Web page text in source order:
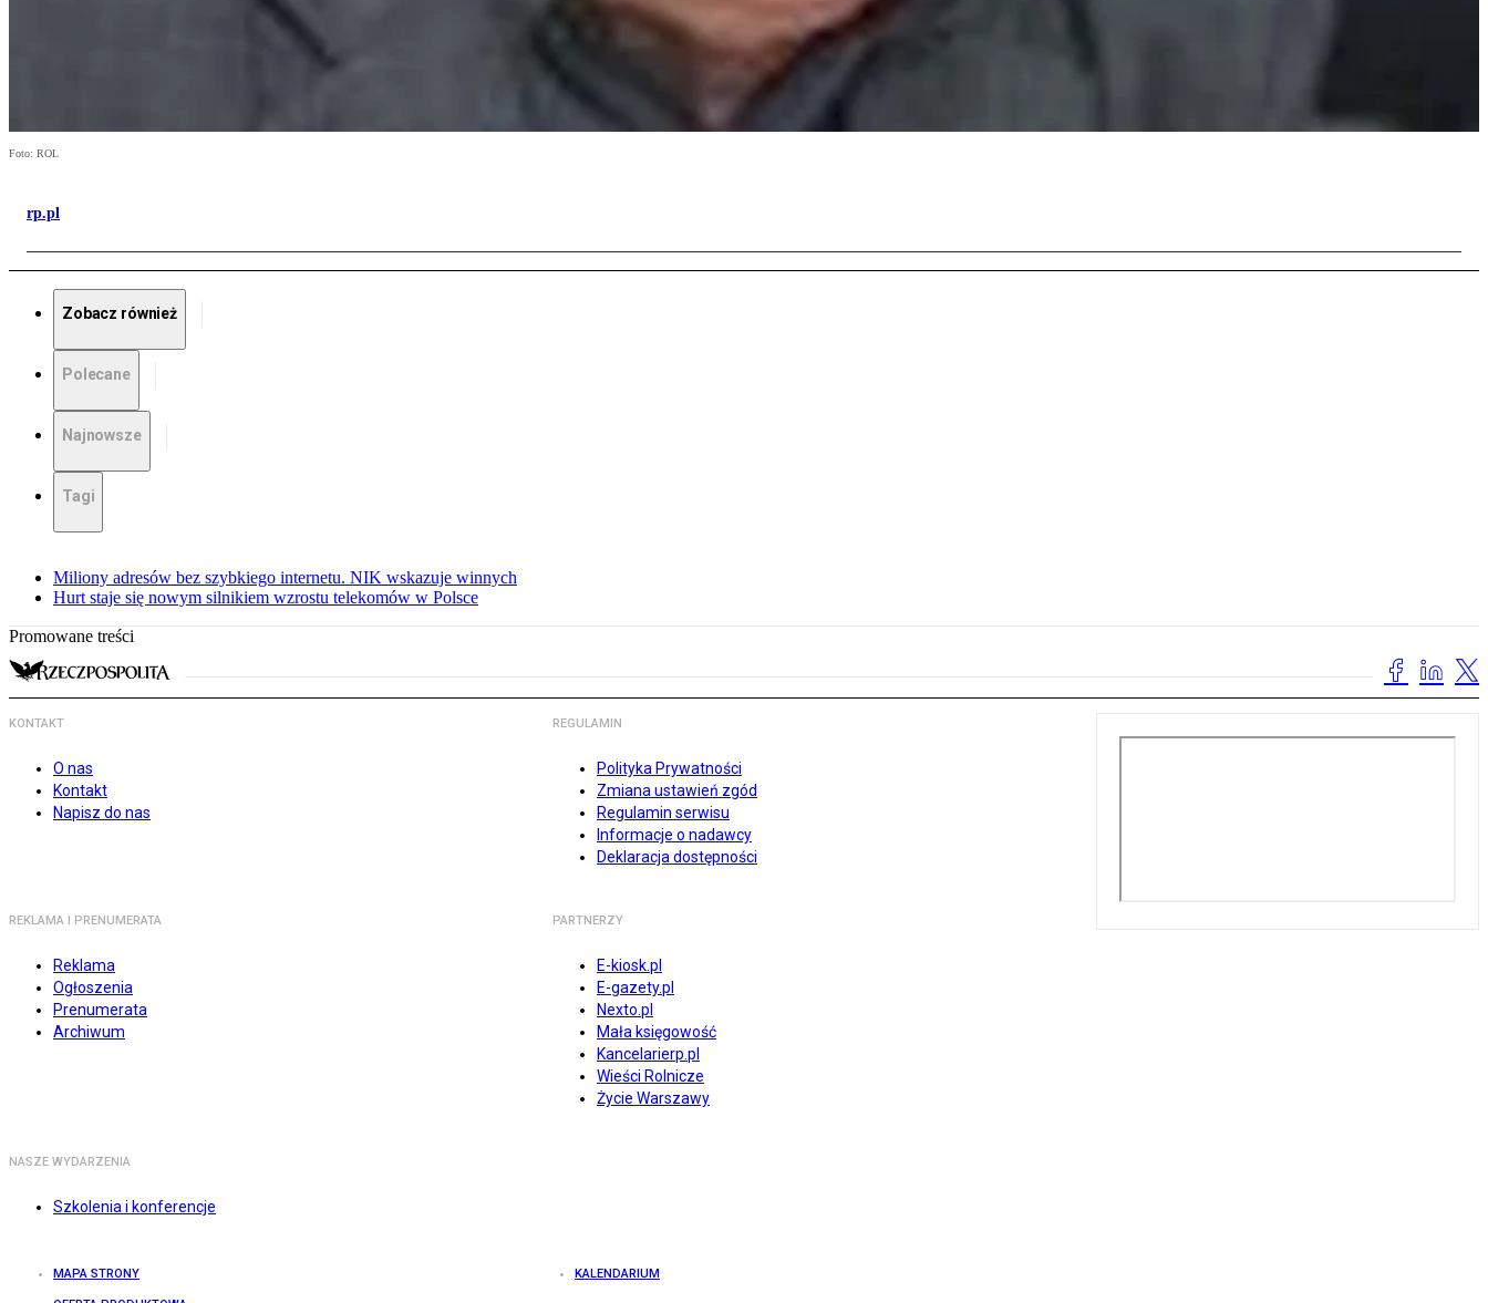
Foto: ROL
rp.pl
Zobacz również
Polecane
Najnowsze
Tagi
Miliony adresów bez szybkiego internetu. NIK wskazuje winnych
Hurt staje się nowym silnikiem wzrostu telekomów w Polsce
Promowane treści
KONTAKT
O nas
Kontakt
Napisz do nas
REGULAMIN
Polityka Prywatności
Zmiana ustawień zgód
Regulamin serwisu
Informacje o nadawcy
Deklaracja dostępności
REKLAMA I PRENUMERATA
Reklama
Ogłoszenia
Prenumerata
Archiwum
PARTNERZY
E-kiosk.pl
E-gazety.pl
Nexto.pl
Mała księgowość
Kancelarierp.pl
Wieści Rolnicze
Życie Warszawy
NASZE WYDARZENIA
Szkolenia i konferencje
MAPA STRONY KALENDARIUM